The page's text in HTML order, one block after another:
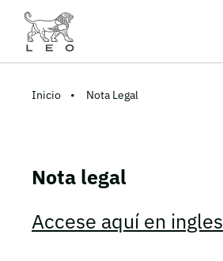
Inicio Nota Legal
Nota legal
Accese aquí en ingles